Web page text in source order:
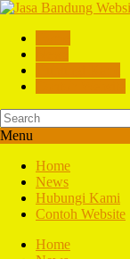
Menu
Home
News
Hubungi Kami
Contoh Website
Home